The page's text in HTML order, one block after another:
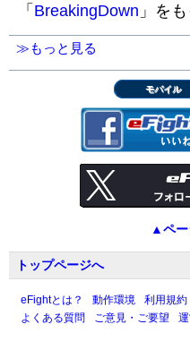
「 BreakingDown 」を
≫もっと見る
モバイル
▲ペー
トップページへ
eFightとは？ 動作環境 利用規約
よくある質問
ご意見・ご要望